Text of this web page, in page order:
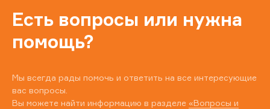
Есть вопросы или нужна
помощь?
Мы всегда рады помочь и ответить на все интересующие
вас вопросы.
Вы можете найти информацию в разделе «Вопросы и